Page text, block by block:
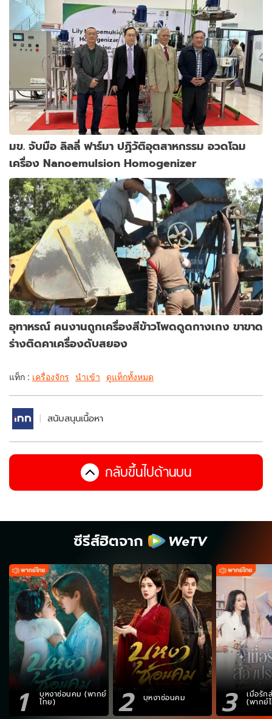
มข. จับมือ ลิลลี่ ฟาร์มา ปฏิวัติอุตสาหกรรม อวดโฉม
เครื่อง Nanoemulsion Homogenizer
อุทาหรณ์ คนงานถูกเครื่องสีข้าวโพดดูดกางเกง ขาขาด
ร่างติดคาเครื่องดับสยอง
แท็ก : เครื่องจักร นำเข้า ดูแท็กทั้งหมด
สนับสนุนเนื้อหา
กลับขึ้นไปด้านบน
ซีรีส์ฮิตจาก
1 บุหงาซ่อนคม (พากย์
ไทย) 2 บุหงาซ่อนคม 3 เมื่อรัก
(พากย์